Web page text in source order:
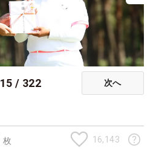
15 / 322 次へ
枚 16,143